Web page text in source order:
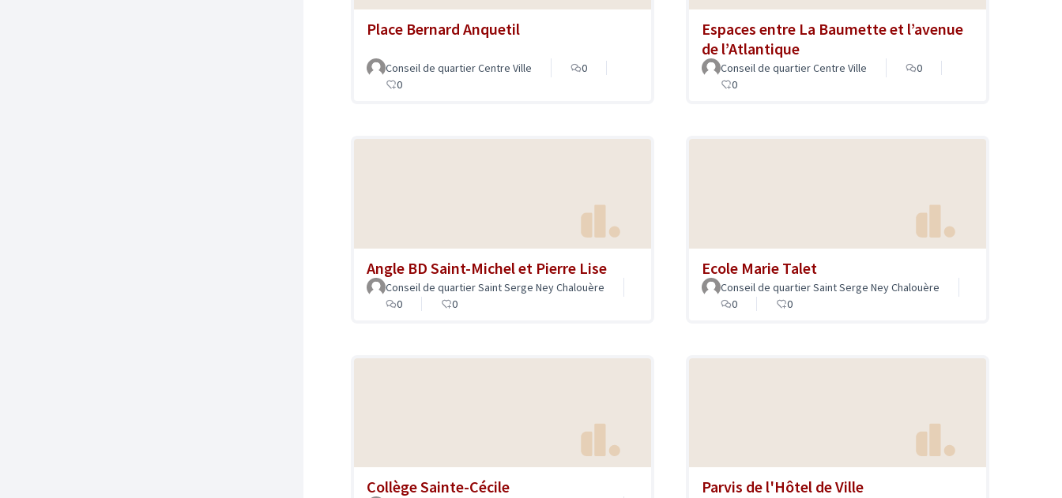
Place Bernard Anquetil
Conseil de quartier Centre Ville
0
0
Espaces entre La Baumette et l’avenue
de l’Atlantique
Conseil de quartier Centre Ville
0
0
Angle BD Saint-Michel et Pierre Lise
Conseil de quartier Saint Serge Ney Chalouère
0
0
Ecole Marie Talet
Conseil de quartier Saint Serge Ney Chalouère
0
0
Collège Sainte-Cécile Parvis de l'Hôtel de Ville